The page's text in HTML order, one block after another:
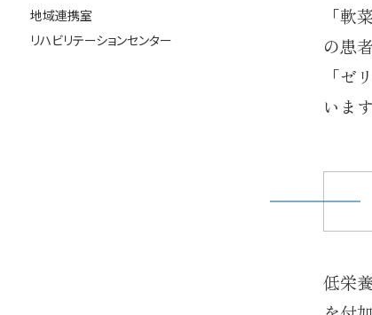
地域連携室
リハビリテーションセンター
「
の患
「ゼ
います
低栄